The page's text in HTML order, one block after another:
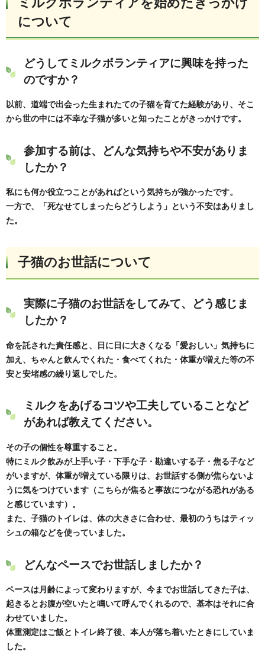
について
どうしてミルクボランティアに興味を持った
のですか？
以前、道端で出会った生まれたての子猫を育てた経験があり、そこ
から世の中には不幸な子猫が多いと知ったことがきっかけです。
参加する前は、どんな気持ちや不安がありま
したか？
私にも何か役立つことがあればという気持ちが強かったです。
一方で、「死なせてしまったらどうしよう」という不安はありまし
た。
子猫のお世話について
実際に子猫のお世話をしてみて、どう感じま
したか？
命を託された責任感と、日に日に大きくなる「愛おしい」気持ちに
加え、ちゃんと飲んでくれた・食べてくれた・体重が増えた等の不
安と安堵感の繰り返しでした。
ミルクをあげるコツや工夫していることなど
があれば教えてください。
その子の個性を尊重すること。
特にミルク飲みが上手い子・下手な子・勘違いする子・焦る子など
がいますが、体重が増えている限りは、お世話する側が焦らないよ
うに気をつけています（こちらが焦ると事故につながる恐れがある
と感じています）。
また、子猫のトイレは、体の大きさに合わせ、最初のうちはティッ
シュの箱などを使っていました。
どんなペースでお世話しましたか？
ペースは月齢によって変わりますが、今までお世話してきた子は、
起きるとお腹が空いたと鳴いて呼んでくれるので、基本はそれに合
わせていました。
体重測定はご飯とトイレ終了後、本人が落ち着いたときにしていま
した。